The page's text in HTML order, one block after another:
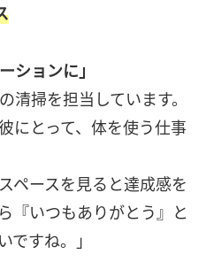
ションに」
清掃を担当しています。
にとって、体を使う仕事
ペースを見ると達成感を
『いつもありがとう』と
ですね。」